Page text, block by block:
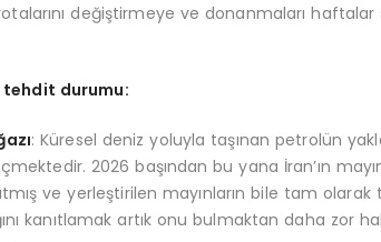
değiştirmeye ve donanmaları
tehdit durumu:
: Küresel deniz yoluyla taşınan petrolün
2026 başından bu yana İran’ın
ve yerleştirilen mayınların bile tam
kanıtlamak artık onu bulmaktan daha zor